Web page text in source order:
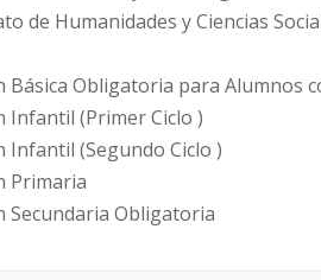
de Humanidades y Ciencias
Básica Obligatoria para Alumnos
Infantil (Primer Ciclo )
Infantil (Segundo Ciclo )
Primaria
Secundaria Obligatoria